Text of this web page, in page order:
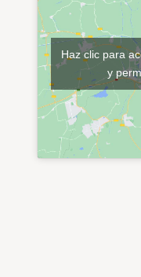
Haz clic para
y